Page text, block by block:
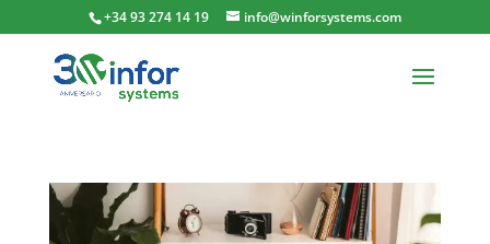
+34 93 274 14 19 info@winforsystems.com